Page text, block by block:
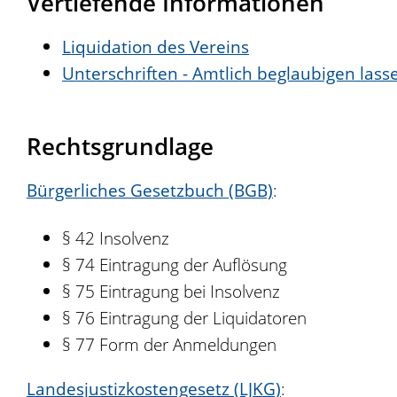
Liquidation des Vereins
Unterschriften - Amtlich beglaubigen
Rechtsgrundlage
Bürgerliches Gesetzbuch (BGB):
§ 42 Insolvenz
§ 74 Eintragung der Auflösung
§ 75 Eintragung bei Insolvenz
§ 76 Eintragung der Liquidatoren
§ 77 Form der Anmeldungen
Landesjustizkostengesetz (LJKG):